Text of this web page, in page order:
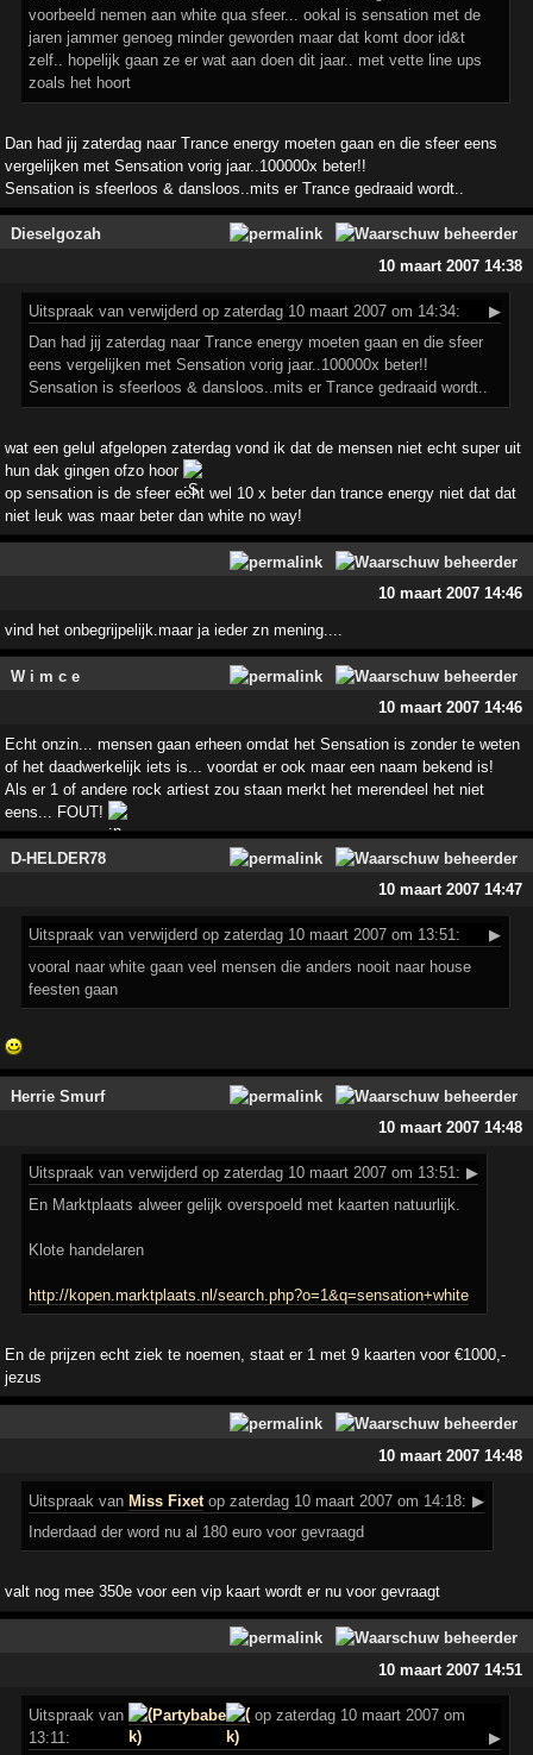
voorbeeld nemen aan white qua sfeer... ookal is sensation met de
jaren jammer genoeg minder geworden maar dat komt door id&t
zelf.. hopelijk gaan ze er wat aan doen dit jaar.. met vette line ups
zoals het hoort
Dan had jij zaterdag naar Trance energy moeten gaan en die sfeer eens
vergelijken met Sensation vorig jaar..100000x beter!!
Sensation is sfeerloos & dansloos..mits er Trance gedraaid wordt..
Dieselgozah
10 maart 2007 14:38
Uitspraak van verwijderd op zaterdag 10 maart 2007 om 14:34:
▶
Dan had jij zaterdag naar Trance energy moeten gaan en die sfeer
eens vergelijken met Sensation vorig jaar..100000x beter!!
Sensation is sfeerloos & dansloos..mits er Trance gedraaid wordt..
wat een gelul afgelopen zaterdag vond ik dat de mensen niet echt super uit
hun dak gingen ofzo hoor
op sensation is de sfeer echt wel 10 x beter dan trance energy niet dat dat
niet leuk was maar beter dan white no way!
10 maart 2007 14:46
vind het onbegrijpelijk.maar ja ieder zn mening....
W i m c e
10 maart 2007 14:46
Echt onzin... mensen gaan erheen omdat het Sensation is zonder te weten
of het daadwerkelijk iets is... voordat er ook maar een naam bekend is!
Als er 1 of andere rock artiest zou staan merkt het merendeel het niet
eens... FOUT!
D-HELDER78
10 maart 2007 14:47
Uitspraak van verwijderd op zaterdag 10 maart 2007 om 13:51:
▶
vooral naar white gaan veel mensen die anders nooit naar house
feesten gaan
Herrie Smurf
10 maart 2007 14:48
Uitspraak van verwijderd op zaterdag 10 maart 2007 om 13:51: ▶
En Marktplaats alweer gelijk overspoeld met kaarten natuurlijk.
Klote handelaren
http://kopen.marktplaats.nl/search.php?o=1&q=sensation+white
En de prijzen echt ziek te noemen, staat er 1 met 9 kaarten voor €1000,-
jezus
10 maart 2007 14:48
Uitspraak vanMiss Fixetop zaterdag 10 maart 2007 om 14:18: ▶
Inderdaad der word nu al 180 euro voor gevraagd
valt nog mee 350e voor een vip kaart wordt er nu voor gevraagt
10 maart 2007 14:51
Uitspraak van Partybabe
op zaterdag 10 maart 2007 om
13:11:
▶